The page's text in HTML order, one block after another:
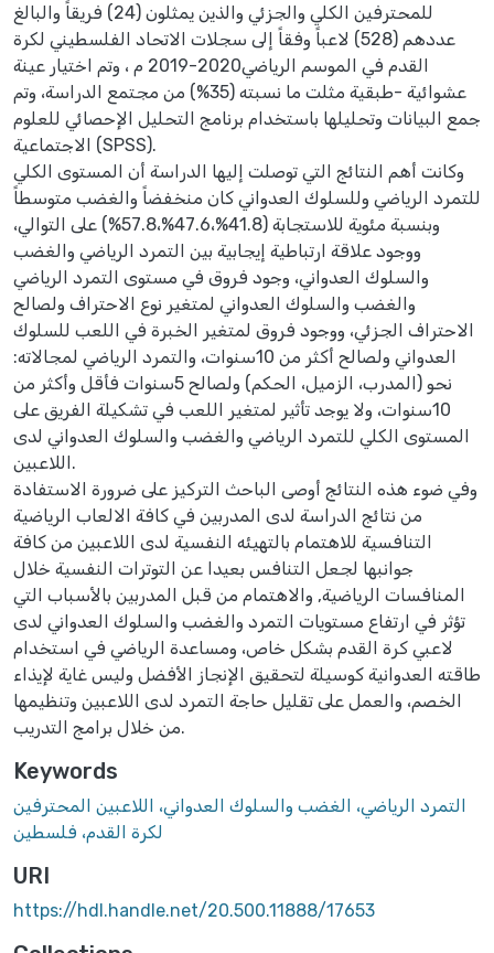
للمحترفين الكلي والجزئي والذين يمثلون (24) فريقاً والبالغ
عددهم (528) لاعباً وفقاً إلى سجلات الاتحاد الفلسطيني لكرة
القدم في الموسم الرياضي2020-2019 م ، وتم اختيار عينة
عشوائية -طبقية مثلت ما نسبته (35%) من مجتمع الدراسة، وتم
جمع البيانات وتحليلها باستخدام برنامج التحليل الإحصائي للعلوم
الاجتماعية (SPSS).
وكانت أهم النتائج التي توصلت إليها الدراسة أن المستوى الكلي
للتمرد الرياضي وللسلوك العدواني كان منخفضاً والغضب متوسطاً
وبنسبة مئوية للاستجابة (41.8%،47.6%،57.8%) على التوالي،
ووجود علاقة ارتباطية إيجابية بين التمرد الرياضي والغضب
والسلوك العدواني، وجود فروق في مستوى التمرد الرياضي
والغضب والسلوك العدواني لمتغير نوع الاحتراف ولصالح
الاحتراف الجزئي، ووجود فروق لمتغير الخبرة في اللعب للسلوك
العدواني ولصالح أكثر من 10سنوات، والتمرد الرياضي لمجالاته:
نحو (المدرب، الزميل، الحكم) ولصالح 5سنوات فأقل وأكثر من
10سنوات، ولا يوجد تأثير لمتغير اللعب في تشكيلة الفريق على
المستوى الكلي للتمرد الرياضي والغضب والسلوك العدواني لدى
اللاعبين.
وفي ضوء هذه النتائج أوصى الباحث التركيز على ضرورة الاستفادة
من نتائج الدراسة لدى المدربين في كافة الالعاب الرياضية
التنافسية للاهتمام بالتهيئه النفسية لدى اللاعبين من كافة
جوانبها لجعل التنافس بعيدا عن التوترات النفسية خلال
المنافسات الرياضية, والاهتمام من قبل المدربين بالأسباب التي
تؤثر في ارتفاع مستويات التمرد والغضب والسلوك العدواني لدى
لاعبي كرة القدم بشكل خاص، ومساعدة الرياضي في استخدام
طاقته العدوانية كوسيلة لتحقيق الإنجاز الأفضل وليس غاية لإيذاء
الخصم، والعمل على تقليل حاجة التمرد لدى اللاعبين وتنظيمها
من خلال برامج التدريب.
Keywords
التمرد الرياضي، الغضب والسلوك العدواني، اللاعبين المحترفين
لكرة القدم، فلسطين
URI
https://hdl.handle.net/20.500.11888/17653